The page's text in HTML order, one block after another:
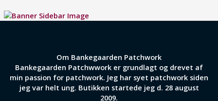
Om Bankegaarden Patchwork
Bankegaarden Patchwwork er grundlagt og drevet af
min passion for patchwork. Jeg har syet patchwork siden
jeg var helt ung. Butikken startede jeg d. 28 august
2009.